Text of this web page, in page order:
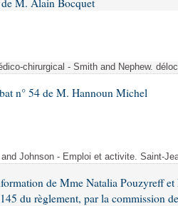
lois
des lois
M. Alain Bocquet
chirurgical - Smith and Nephew.
n° 54 de M. Hannoun Michel
Johnson - Emploi et activite. Saint-
de Mme Natalia Pouzyreff
du règlement, par la commission